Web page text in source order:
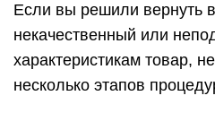
Если вы решили вернуть
некачественный или
характеристикам товар,
несколько этапов